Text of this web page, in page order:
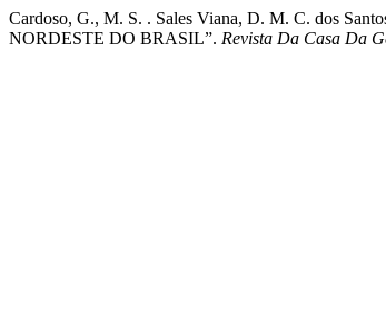
Cardoso, G., M. S. . Sales Viana, D. M. C. dos
NORDESTE DO BRASIL”. Revista Da Casa Da